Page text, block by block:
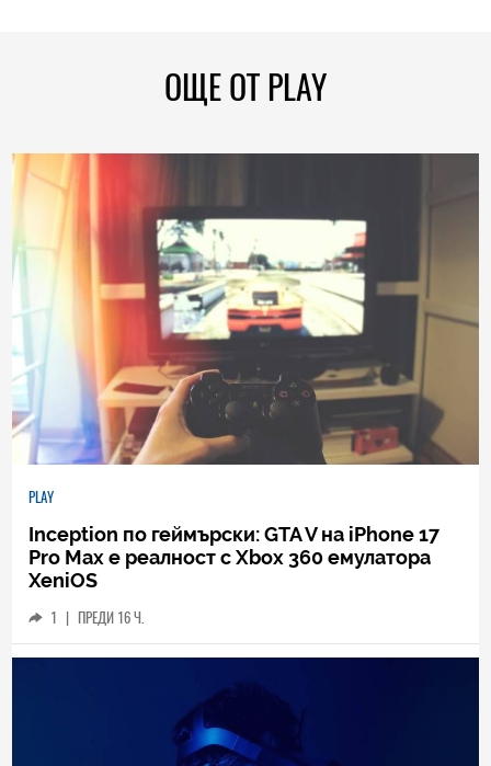
ОЩЕ ОТ PLAY
PLAY
Inception по геймърски: GTA V на iPhone 17
Pro Max е реалност с Xbox 360 емулатора
XeniOS
1 | ПРЕДИ 16 Ч.